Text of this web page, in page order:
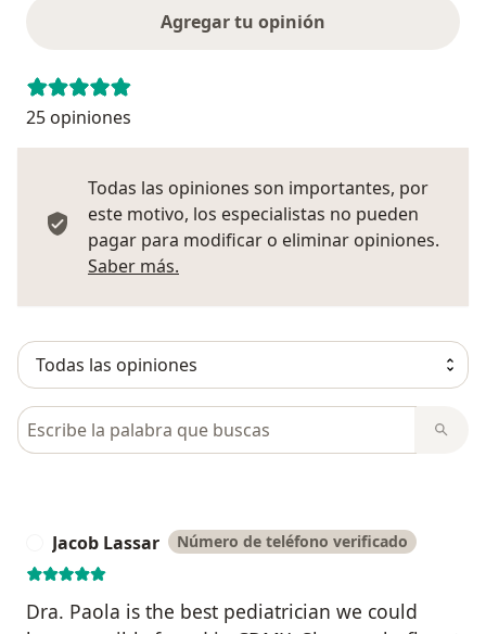
Agregar tu opinión
25 opiniones
Todas las opiniones son importantes, por
este motivo, los especialistas no pueden
pagar para modificar o eliminar opiniones.
Saber más.
Busca en opiniones
Jacob Lassar Número de teléfono verificado
Dra. Paola is the best pediatrician we could